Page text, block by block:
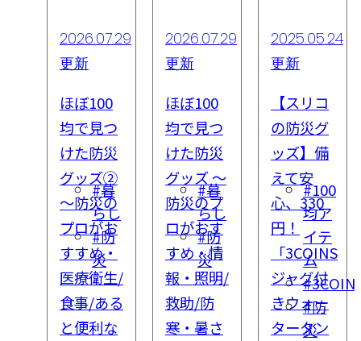
2026.07.29
更新
ほぼ100
均で見つ
けた防災
グッズ②
～防災の
プロがお
すすめ・
医療衛生/
食事/ある
と便利な
#暮
らし
#防
災
2026.07.29
更新
ほぼ100
均で見つ
けた防災
グッズ ～
防災のプ
ロがおす
すめ・情
報・照明/
救助/防
寒・暑さ
#暮
らし
#防
災
2025.05.24
更新
【スリコ
の防災グ
ッズ】備
えて安
心、330
円！
「3COINS
ジャグ付
きウォー
タータン
#100
均ア
イテ
ム
#防
災